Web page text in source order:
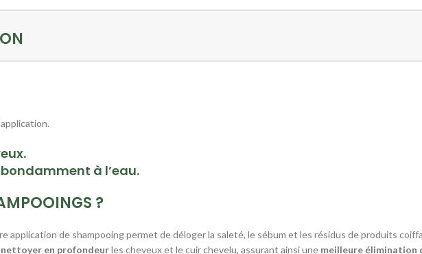
à l’eau.
?
application de shampooing permet de déloger la saleté, le sébum et les résidus de produits
nettoyer en profondeurles cheveux et le cuir chevelu, assurant ainsi une meilleure élimination